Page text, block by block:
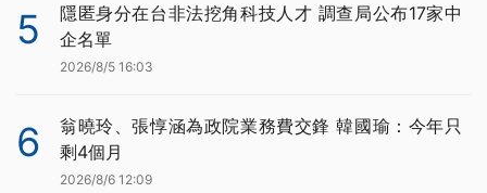
5
隱匿身分在台非法挖角科技人才 調查局公布17家中
企名單
2026/8/5 16:03
6
翁曉玲、張惇涵為政院業務費交鋒 韓國瑜：今年只
剩4個月
2026/8/6 12:09